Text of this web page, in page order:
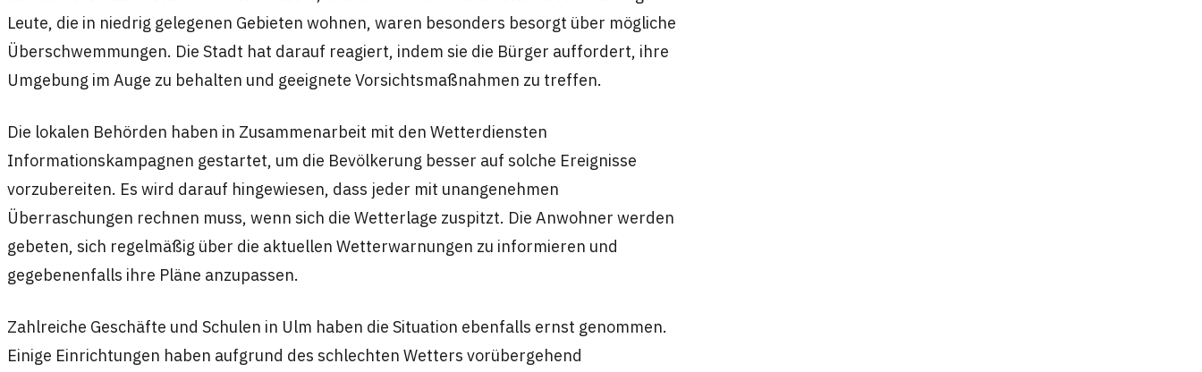
Leute, die in niedrig gelegenen Gebieten wohnen, waren besonders besorgt über mögliche
Überschwemmungen. Die Stadt hat darauf reagiert, indem sie die Bürger auffordert, ihre
Umgebung im Auge zu behalten und geeignete Vorsichtsmaßnahmen zu treffen.
Die lokalen Behörden haben in Zusammenarbeit mit den Wetterdiensten
Informationskampagnen gestartet, um die Bevölkerung besser auf solche Ereignisse
vorzubereiten. Es wird darauf hingewiesen, dass jeder mit unangenehmen
Überraschungen rechnen muss, wenn sich die Wetterlage zuspitzt. Die Anwohner werden
gebeten, sich regelmäßig über die aktuellen Wetterwarnungen zu informieren und
gegebenenfalls ihre Pläne anzupassen.
Zahlreiche Geschäfte und Schulen in Ulm haben die Situation ebenfalls ernst genommen.
Einige Einrichtungen haben aufgrund des schlechten Wetters vorübergehend